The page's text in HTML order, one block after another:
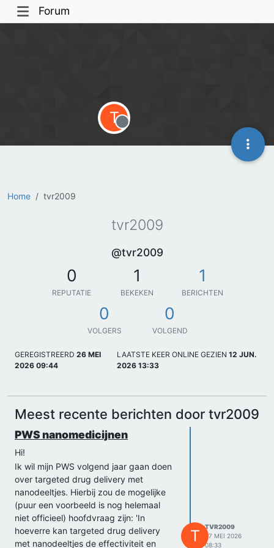
Forum
Home tvr2009
T
Offline
tvr2009
@tvr2009
0
REPUTATIE
1
BEKEKEN
1
BERICHTEN
0
VOLGERS
0
VOLGEND
GEREGISTREERD 26 MEI
2026 09:44
LAATSTE KEER ONLINE GEZIEN 12 JUN.
2026 13:33
Meest recente berichten door tvr2009
PWS nanomedicijnen
Hi!
Ik wil mijn PWS volgend jaar gaan doen
over targeted drug delivery met
nanodeeltjes. Hierbij zou de mogelijke
(puur een voorbeeld is nog helemaal
niet officieel) hoofdvraag zijn: 'In
hoeverre kan targeted drug delivery
met nanodeeltjes de effectiviteit en
T
TVR2009
27 MEI 2026
08:33